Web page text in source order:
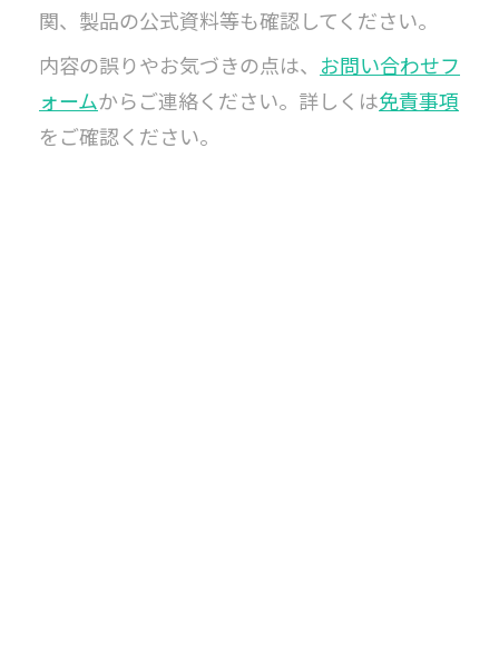
関、製品の公式資料等も確認してください。
内容の誤りやお気づきの点は、 お問い合わせフ
ォームからご連絡ください。詳しくは免責事項
をご確認ください。